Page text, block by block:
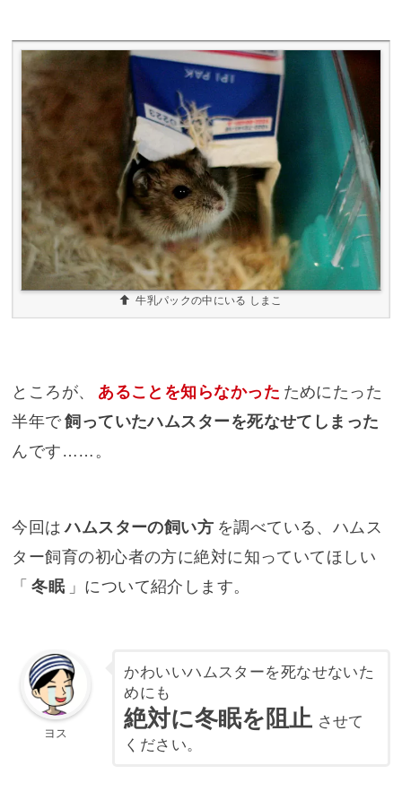
牛乳パックの中にいる しまこ
ところが、 あることを知らなかった ためにたった
半年で飼っていたハムスターを死なせてしまった
んです……。
今回は ハムスターの飼い方 を調べている、ハムス
ター飼育の初心者の方に絶対に知っていてほしい
「 冬眠 」について紹介します。
ヨス
かわいいハムスターを死なせないた
めにも
絶対に冬眠を阻止 させて
ください。